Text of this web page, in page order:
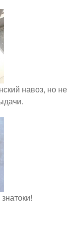
навоз, но не